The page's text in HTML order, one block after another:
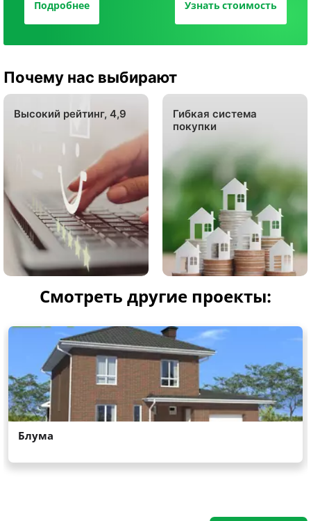
Подробнее Узнать стоимость
Почему нас выбирают
Высокий рейтинг, 4,9
Гибкая система
покупки
Смотреть другие проекты: